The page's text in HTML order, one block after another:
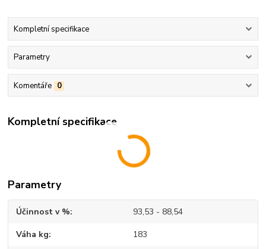
Kompletní specifikace
Parametry
Komentáře 0
Kompletní specifikace
Parametry
Účinnost v % 93,53 - 88,54
Váha kg 183